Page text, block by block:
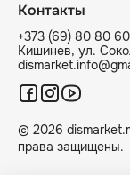
Контакты
+373 (69) 80 80 60
Кишинев, ул.
© 2026
права защищены.